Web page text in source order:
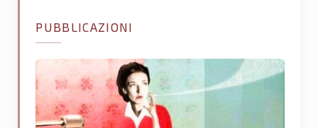
PUBBLICAZIONI